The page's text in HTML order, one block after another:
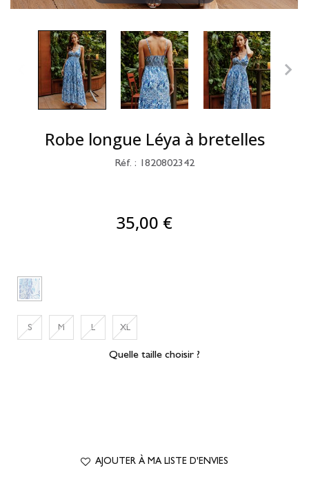
Robe longue Léya à bretelles
Réf. : 1820802342
35,00 €
S M L XL
Quelle taille choisir ?
AJOUTER À MA LISTE D'ENVIES